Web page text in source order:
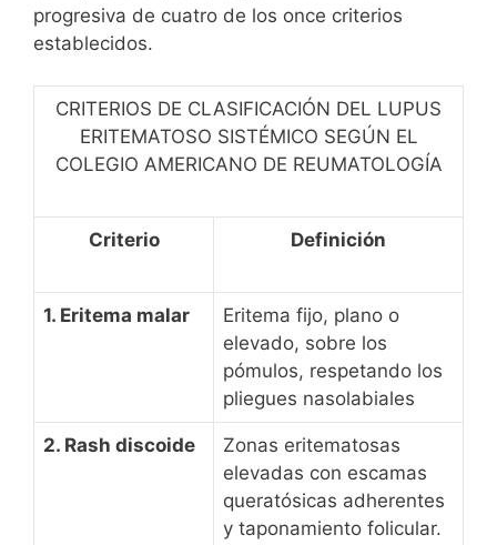
progresiva de cuatro de los once criterios
establecidos.
CRITERIOS DE CLASIFICACIÓN DEL LUPUS
ERITEMATOSO SISTÉMICO SEGÚN EL
COLEGIO AMERICANO DE REUMATOLOGÍA
Criterio Definición
1. Eritema malar
Eritema fijo, plano o
elevado, sobre los
pómulos, respetando los
pliegues nasolabiales
2. Rash discoide
Zonas eritematosas
elevadas con escamas
queratósicas adherentes
y taponamiento folicular.